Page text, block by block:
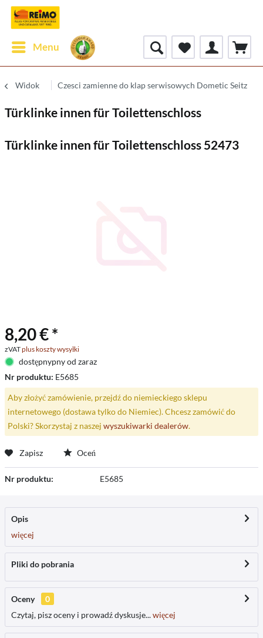
Menu
Widok Czesci zamienne do klap serwisowych Dometic Seitz
Türklinke innen für Toilettenschloss
Türklinke innen für Toilettenschloss 52473
8,20 € *
zVATplus koszty wysyłki
dostępnypny od zaraz
Nr produktu: E5685
Aby złożyć zamówienie, przejdź do niemieckiego sklepu
internetowego (dostawa tylko do Niemiec). Chcesz zamówić do
Polski? Skorzystaj z naszej wyszukiwarki dealerów.
Zapisz Oceń
Nr produktu: E5685
Opis
więcej
Pliki do pobrania
Oceny
0
Czytaj, pisz oceny i prowadź dyskusje...więcej